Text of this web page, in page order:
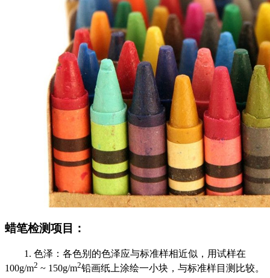
蜡笔检测项目：
1. 色泽：各色别的色泽应与标准样相近似，用试样在
100g/m2 ~ 150g/m2铅画纸上涂绘一小块，与标准样目测比较。